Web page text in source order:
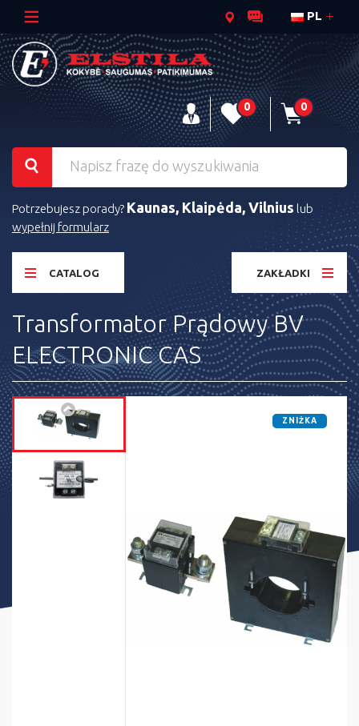
PL
0 0
Potrzebujesz porady? Kaunas, Klaipėda, Vilnius lub
wypełnij formularz
CATALOG ZAKŁADKI
Transformator Prądowy BV
ELECTRONIC CAS
ZNIŻKA